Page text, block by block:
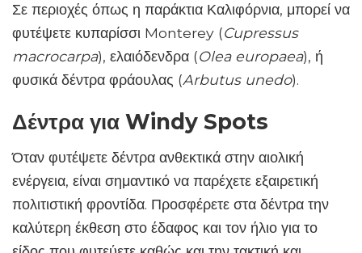
Σε περιοχές όπως η παράκτια Καλιφόρνια, μπορεί να
φυτέψετε κυπαρίσσι Monterey (Cupressus
macrocarpa), ελαιόδενδρα (Olea europaea), ή
φυσικά δέντρα φράουλας (Arbutus unedo).
Δέντρα για Windy Spots
Όταν φυτέψετε δέντρα ανθεκτικά στην αιολική
ενέργεια, είναι σημαντικό να παρέχετε εξαιρετική
πολιτιστική φροντίδα. Προσφέρετε στα δέντρα την
καλύτερη έκθεση στο έδαφος και τον ήλιο για το